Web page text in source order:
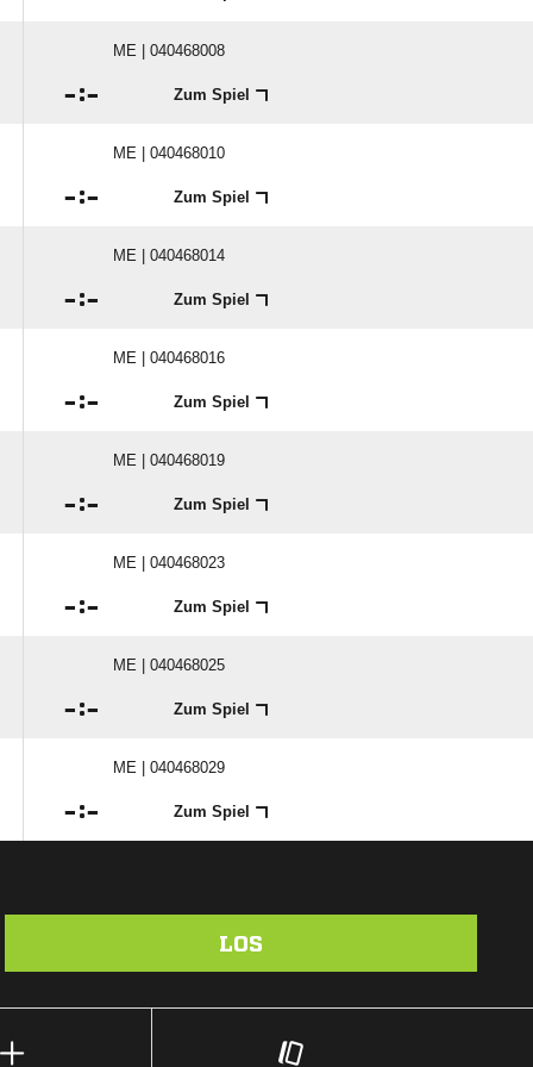
ME | 040468008
: Zum Spiel
ME | 040468010
: Zum Spiel
ME | 040468014
: Zum Spiel
ME | 040468016
: Zum Spiel
ME | 040468019
: Zum Spiel
ME | 040468023
: Zum Spiel
ME | 040468025
: Zum Spiel
ME | 040468029
: Zum Spiel
LOS